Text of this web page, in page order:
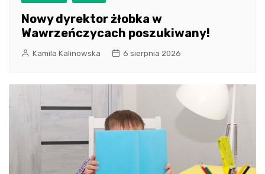
Nowy dyrektor żłobka w
Wawrzeńczycach poszukiwany!
Kamila Kalinowska 6 sierpnia 2026